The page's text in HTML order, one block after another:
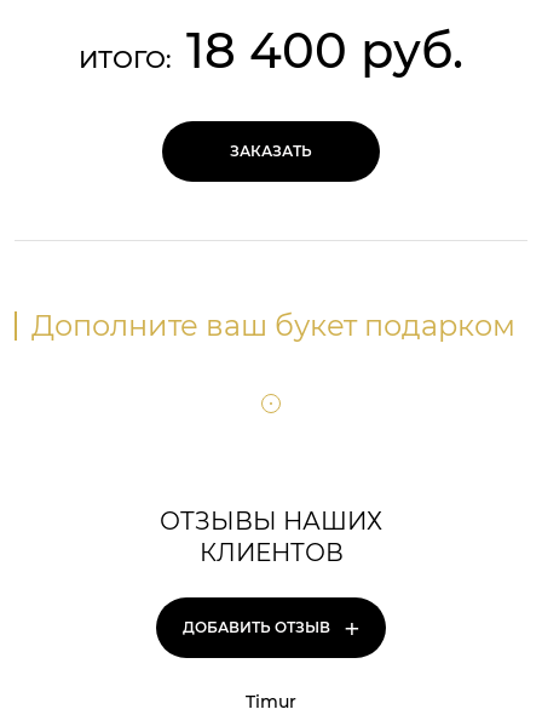
ИТОГО: 18 400 руб.
ЗАКАЗАТЬ
Дополните ваш букет подарком
ОТЗЫВЫ НАШИХ
КЛИЕНТОВ
ДОБАВИТЬ ОТЗЫВ +
Timur